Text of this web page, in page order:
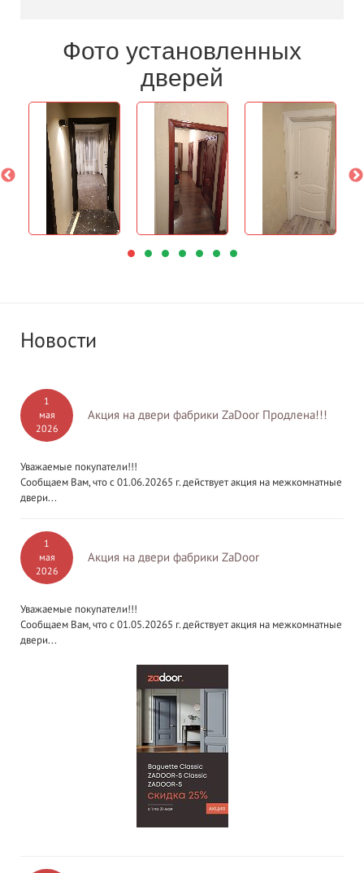
Фото установленных
дверей
Новости
1
мая
2026
Акция на двери фабрики ZaDoor Продлена!!!
Уважаемые покупатели!!!
Сообщаем Вам, что с 01.06.20265 г. действует акция на межкомнатные
двери...
1
мая
2026
Акция на двери фабрики ZaDoor
Уважаемые покупатели!!!
Сообщаем Вам, что с 01.05.20265 г. действует акция на межкомнатные
двери...